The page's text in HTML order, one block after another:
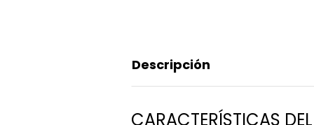
Descripción
CARACTERÍSTICAS